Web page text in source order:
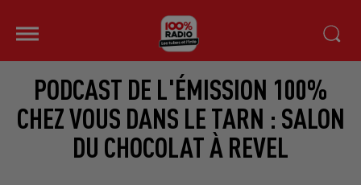
PODCAST DE L'ÉMISSION 100%
CHEZ VOUS DANS LE TARN : SALON
DU CHOCOLAT À REVEL